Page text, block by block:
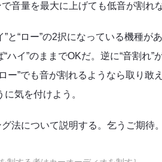
音量を最大に上げても低音が割れな
と“ロー”の2択になっている機種が
イ”のままでOKだ。逆に“音割れ”
”でも音が割れるようなら取り敢
気を付けよう。
法について説明する。乞うご期待。